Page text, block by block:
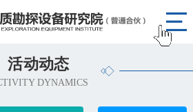
活动动态
DYNAMICS